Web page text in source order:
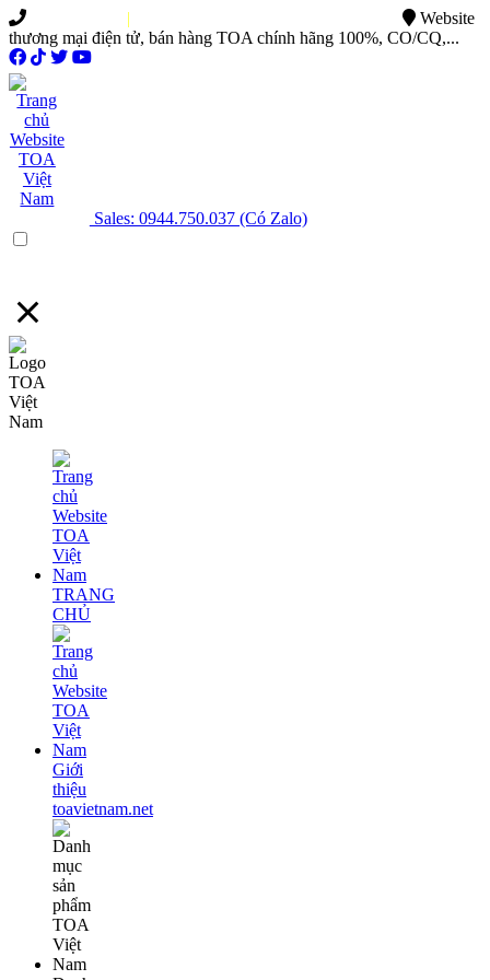
|
Website
thương mại điện tử, bán hàng TOA chính hãng 100%, CO/CQ,...
Sales: 0944.750.037 (Có Zalo)
TRANG
CHỦ
Giới
thiệu
toavietnam.net